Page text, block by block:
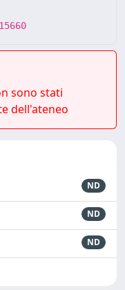
sono stati
dell'ateneo
ND
ND
ND